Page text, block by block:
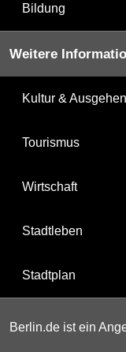
Bildung
Weitere
Kultur & Ausgehen
Tourismus
Wirtschaft
Stadtleben
Stadtplan
Berlin.de ist ein